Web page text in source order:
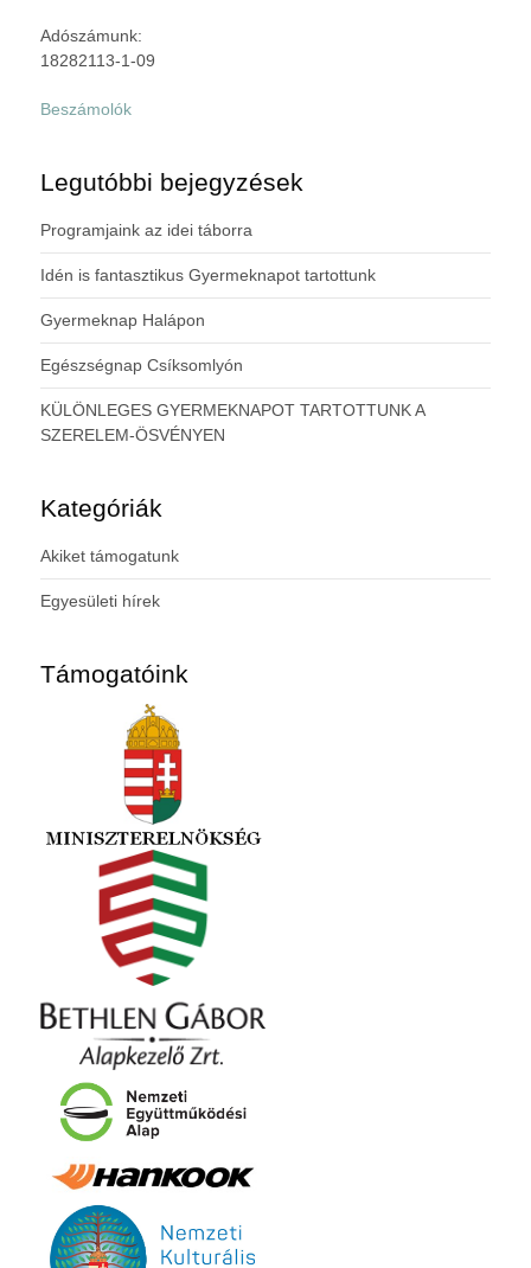
Adószámunk:
18282113-1-09
Beszámolók
Legutóbbi bejegyzések
Programjaink az idei táborra
Idén is fantasztikus Gyermeknapot tartottunk
Gyermeknap Halápon
Egészségnap Csíksomlyón
KÜLÖNLEGES GYERMEKNAPOT TARTOTTUNK A
SZERELEM-ÖSVÉNYEN
Kategóriák
Akiket támogatunk
Egyesületi hírek
Támogatóink